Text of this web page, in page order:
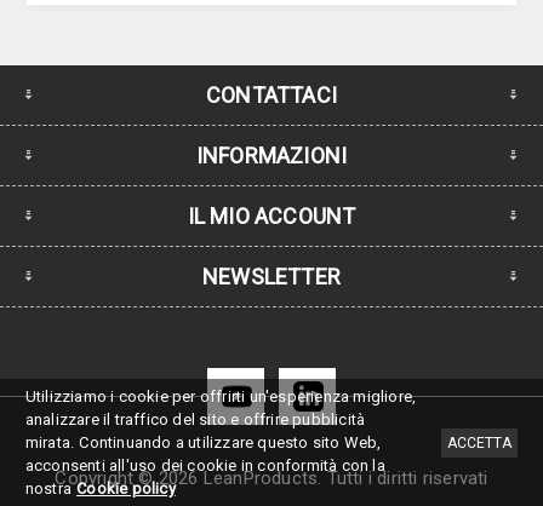
CONTATTACI
INFORMAZIONI
IL MIO ACCOUNT
NEWSLETTER
Copyright © 2026 LeanProducts. Tutti i diritti riservati
Utilizziamo i cookie per offrirti un'esperienza migliore,
analizzare il traffico del sito e offrire pubblicità
mirata. Continuando a utilizzare questo sito Web,
acconsenti all'uso dei cookie in conformità con la
nostra Cookie policy
ACCETTA